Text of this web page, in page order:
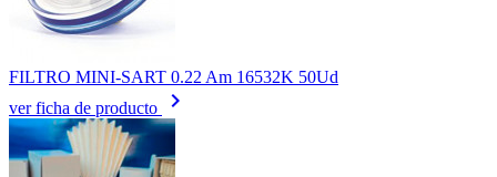
FILTRO MINI-SART 0.22 Am 16532K 50Ud
ver ficha de producto
keyboard_arrow_right